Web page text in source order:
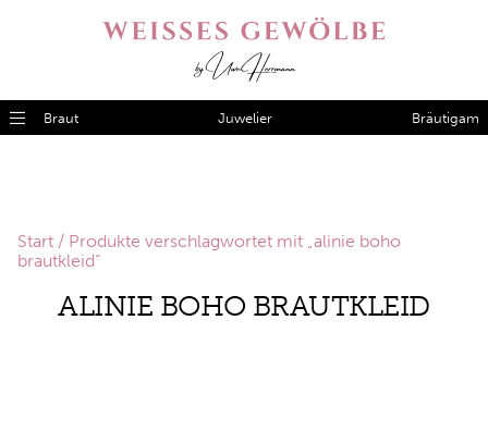
Braut Juwelier Bräutigam
Start / Produkte verschlagwortet mit „alinie boho
brautkleid“
ALINIE BOHO BRAUTKLEID